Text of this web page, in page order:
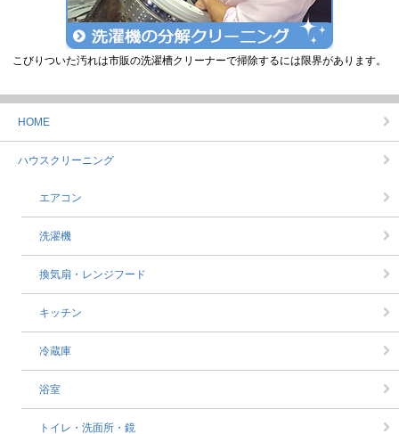
こびりついた汚れは市販の洗濯槽クリーナーで掃除するには限界があります。
HOME
ハウスクリーニング
エアコン
洗濯機
換気扇・レンジフード
キッチン
冷蔵庫
浴室
トイレ・洗面所・鏡